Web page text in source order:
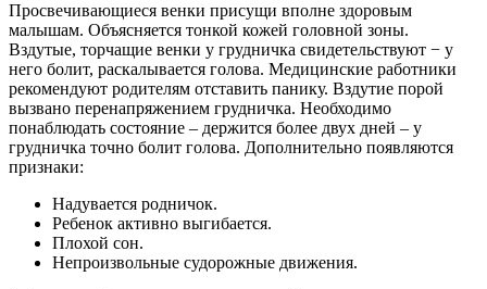
Просвечивающиеся венки присущи вполне здоровым
малышам. Объясняется тонкой кожей головной зоны.
Вздутые, торчащие венки у грудничка свидетельствуют − у
него болит, раскалывается голова. Медицинские работники
рекомендуют родителям отставить панику. Вздутие порой
вызвано перенапряжением грудничка. Необходимо
понаблюдать состояние – держится более двух дней – у
грудничка точно болит голова. Дополнительно появляются
признаки:
Надувается родничок.
Ребенок активно выгибается.
Плохой сон.
Непроизвольные судорожные движения.